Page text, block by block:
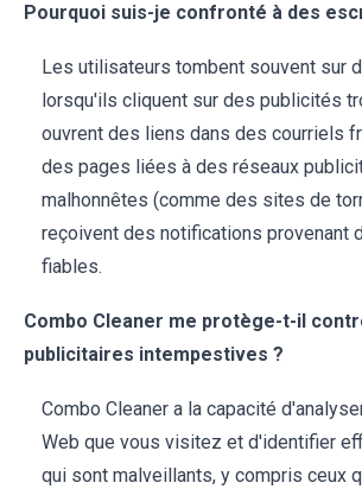
Pourquoi suis-je confronté à des
Les utilisateurs tombent souvent sur
lorsqu'ils cliquent sur des publicités
ouvrent des liens dans des courriels
des pages liées à des réseaux
malhonnêtes (comme des sites de
reçoivent des notifications provenant
fiables.
Combo Cleaner me protège-t-il
publicitaires intempestives ?
Combo Cleaner a la capacité
Web que vous visitez et d'identifier
qui sont malveillants, y compris ceux